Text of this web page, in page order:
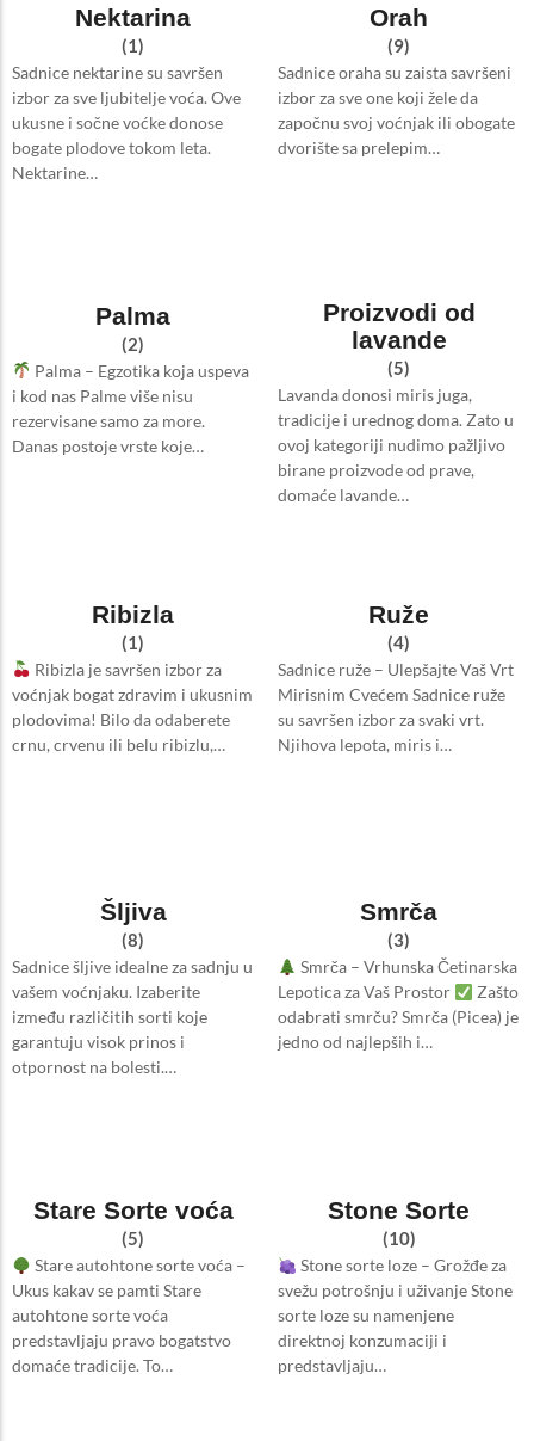
Nektarina
(1)
Sadnice nektarine su savršen
izbor za sve ljubitelje voća. Ove
ukusne i sočne voćke donose
bogate plodove tokom leta.
Nektarine…
Orah
(9)
Sadnice oraha su zaista savršeni
izbor za sve one koji žele da
započnu svoj voćnjak ili obogate
dvorište sa prelepim…
Palma
(2)
Palma – Egzotika koja uspeva
i kod nas Palme više nisu
rezervisane samo za more.
Danas postoje vrste koje…
Proizvodi od
lavande
(5)
Lavanda donosi miris juga,
tradicije i urednog doma. Zato u
ovoj kategoriji nudimo pažljivo
birane proizvode od prave,
domaće lavande…
Ribizla
(1)
Ribizla je savršen izbor za
voćnjak bogat zdravim i ukusnim
plodovima! Bilo da odaberete
crnu, crvenu ili belu ribizlu,…
Ruže
(4)
Sadnice ruže – Ulepšajte Vaš Vrt
Mirisnim Cvećem Sadnice ruže
su savršen izbor za svaki vrt.
Njihova lepota, miris i…
Šljiva
(8)
Sadnice šljive idealne za sadnju u
vašem voćnjaku. Izaberite
između različitih sorti koje
garantuju visok prinos i
otpornost na bolesti.…
Smrča
(3)
Smrča – Vrhunska Četinarska
Lepotica za Vaš Prostor
Zašto
odabrati smrču? Smrča (Picea) je
jedno od najlepših i…
Stare Sorte voća
(5)
Stare autohtone sorte voća –
Ukus kakav se pamti Stare
autohtone sorte voća
predstavljaju pravo bogatstvo
domaće tradicije. To…
Stone Sorte
(10)
Stone sorte loze – Grožđe za
svežu potrošnju i uživanje Stone
sorte loze su namenjene
direktnoj konzumaciji i
predstavljaju…